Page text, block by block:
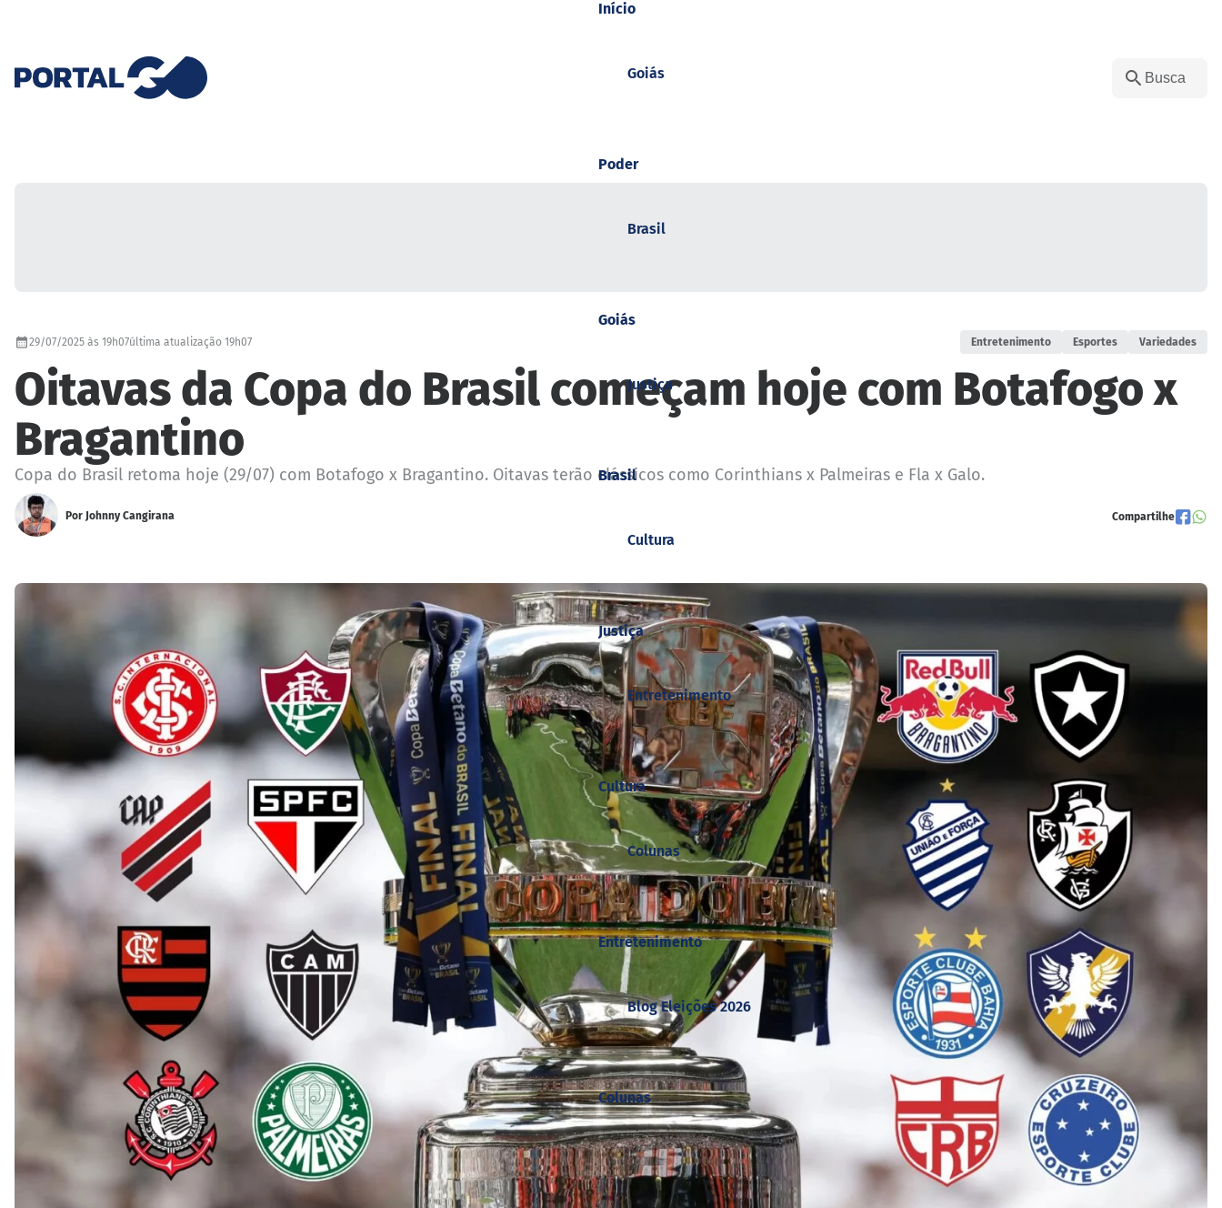
Goiás
Brasil
Justiça
Cultura
Entretenimento
Colunas
Blog Eleições 2026
Início
Poder
Goiás
Brasil
Justiça
Cultura
Entretenimento
Colunas
29/07/2025 às 19h07última atualização 19h07 Entretenimento Esportes Variedades
Oitavas da Copa do Brasil começam hoje com Botafogo x
Bragantino
Copa do Brasil retoma hoje (29/07) com Botafogo x Bragantino. Oitavas terão clássicos como Corinthians x Palmeiras e Fla x Galo.
Por Johnny Cangirana Compartilhe